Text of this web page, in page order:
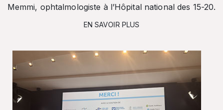
Memmi, ophtalmologiste à l’Hôpital national des 15-20.
EN SAVOIR PLUS